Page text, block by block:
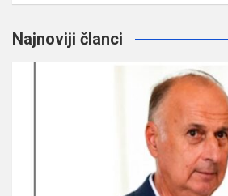
Najnoviji članci